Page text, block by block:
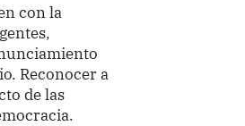
con la
Reconocer a
de las